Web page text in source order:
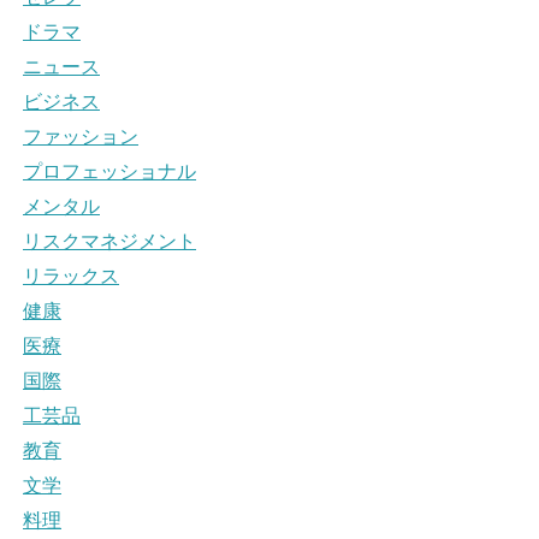
ドラマ
ニュース
ビジネス
ファッション
プロフェッショナル
メンタル
リスクマネジメント
リラックス
健康
医療
国際
工芸品
教育
文学
料理